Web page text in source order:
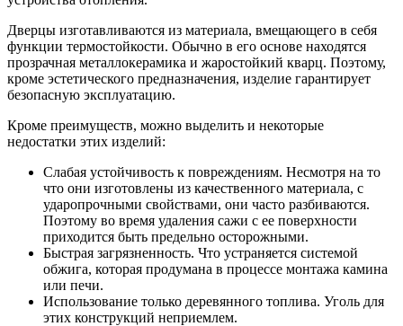
Дверцы изготавливаются из материала, вмещающего в себя
функции термостойкости. Обычно в его основе находятся
прозрачная металлокерамика и жаростойкий кварц. Поэтому,
кроме эстетического предназначения, изделие гарантирует
безопасную эксплуатацию.
Кроме преимуществ, можно выделить и некоторые
недостатки этих изделий:
Слабая устойчивость к повреждениям. Несмотря на то
что они изготовлены из качественного материала, с
ударопрочными свойствами, они часто разбиваются.
Поэтому во время удаления сажи с ее поверхности
приходится быть предельно осторожными.
Быстрая загрязненность. Что устраняется системой
обжига, которая продумана в процессе монтажа камина
или печи.
Использование только деревянного топлива. Уголь для
этих конструкций неприемлем.